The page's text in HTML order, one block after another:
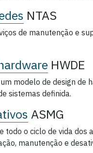
NTAS
de manutenção e
HWDE
modelo de design de
sistemas definida.
ASMG
todo o ciclo de vida dos
manutenção e